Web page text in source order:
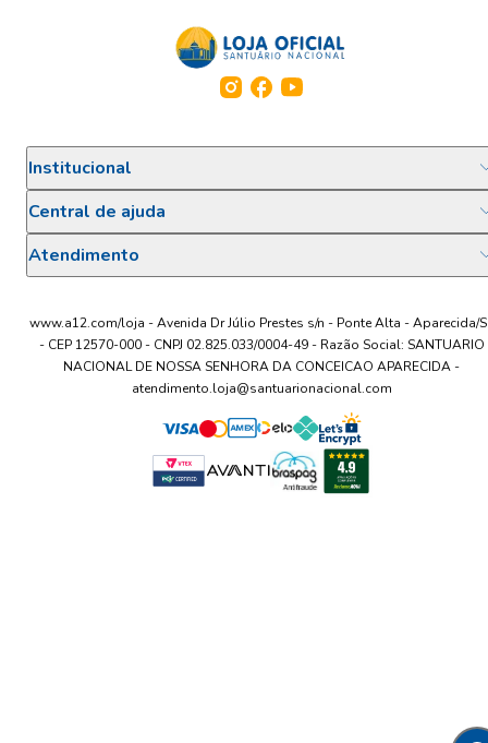
Institucional
Central de ajuda
Atendimento
www.a12.com/loja - Avenida Dr Júlio Prestes s/n - Ponte Alta - Aparecida/
- CEP 12570-000 - CNPJ 02.825.033/0004-49 - Razão Social: SANTUARIO
NACIONAL DE NOSSA SENHORA DA CONCEICAO APARECIDA -
atendimento.loja@santuarionacional.com